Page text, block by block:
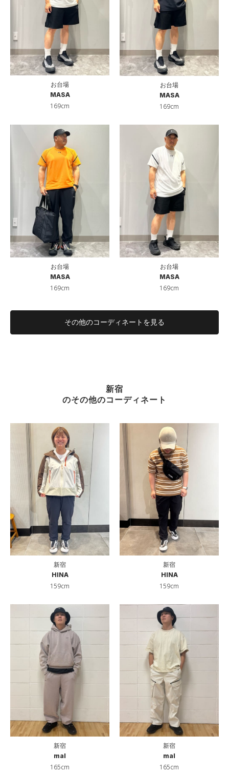
お台場
MASA
169cm
お台場
MASA
169cm
お台場
MASA
169cm
お台場
MASA
169cm
その他のコーディネートを見る
新宿
のその他のコーディネート
新宿
HINA
159cm
新宿
HINA
159cm
新宿
mal
165cm
新宿
mal
165cm